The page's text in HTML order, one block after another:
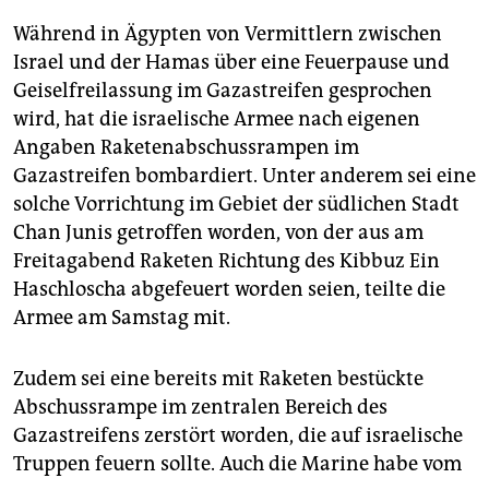
Während in Ägypten von Vermittlern zwischen
Israel und der Hamas über eine Feuerpause und
Geiselfreilassung im Gazastreifen gesprochen
wird, hat die israelische Armee nach eigenen
Angaben Raketenabschussrampen im
Gazastreifen bombardiert. Unter anderem sei eine
solche Vorrichtung im Gebiet der südlichen Stadt
Chan Junis getroffen worden, von der aus am
Freitagabend Raketen Richtung des Kibbuz Ein
Haschloscha abgefeuert worden seien, teilte die
Armee am Samstag mit.
Zudem sei eine bereits mit Raketen bestückte
Abschussrampe im zentralen Bereich des
Gazastreifens zerstört worden, die auf israelische
Truppen feuern sollte. Auch die Marine habe vom